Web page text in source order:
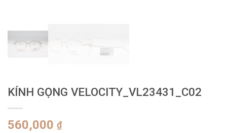
KÍNH GỌNG VELOCITY_VL23431_C02
560,000 ₫